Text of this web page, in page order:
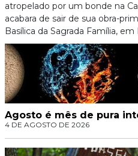
atropelado por um bonde na
acabara de sair de sua obra-
Basílica da Sagrada Família,
Agosto é mês de pura
4 DE AGOSTO DE 2026